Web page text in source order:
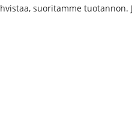
suoritamme tuotannon.